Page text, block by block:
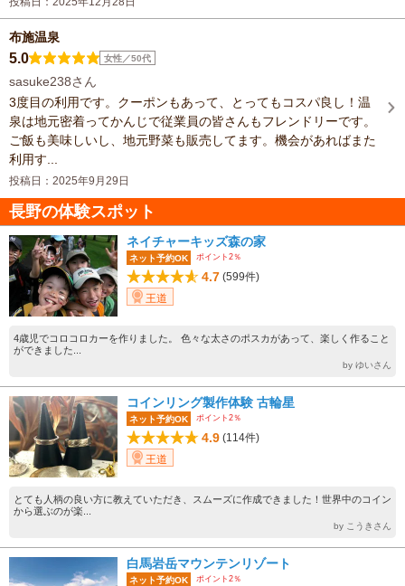
布施温泉
5.0 女性／50代
sasuke238さん
3度目の利用です。クーポンもあって、とってもコスパ良し！温
泉は地元密着ってかんじで従業員の皆さんもフレンドリーです。
ご飯も美味しいし、地元野菜も販売してます。機会があればまた
利用す...
投稿日：2025年9月29日
長野の体験スポット
ネイチャーキッズ森の家
ネット予約OK ポイント2％
4.7 (599件)
王道
4歳児でコロコロカーを作りました。 色々な太さのポスカがあって、楽しく作ること
ができました...
by ゆいさん
コインリング製作体験 古輪星
ネット予約OK ポイント2％
4.9 (114件)
王道
とても人柄の良い方に教えていただき、スムーズに作成できました！世界中のコイン
から選ぶのが楽...
by こうきさん
白馬岩岳マウンテンリゾート
ネット予約OK ポイント2％